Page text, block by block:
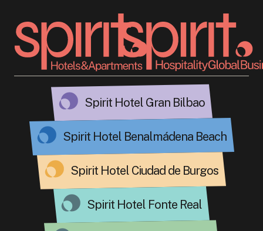
Spirit Hotel Gran Bilbao
Spirit Hotel Benalmádena Beach
Spirit Hotel Ciudad de Burgos
Spirit Hotel Fonte Real